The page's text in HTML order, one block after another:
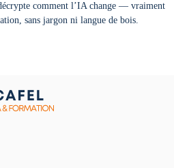
comment l’IA change — vraiment
sans jargon ni langue de bois.